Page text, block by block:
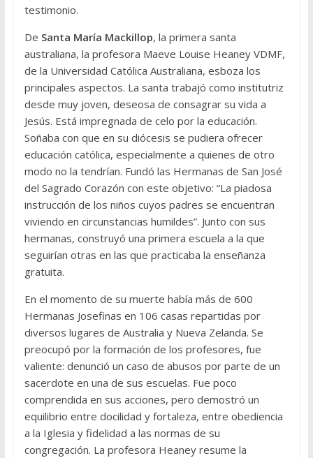
testimonio.
De Santa María Mackillop, la primera santa
australiana, la profesora Maeve Louise Heaney VDMF,
de la Universidad Católica Australiana, esboza los
principales aspectos. La santa trabajó como institutriz
desde muy joven, deseosa de consagrar su vida a
Jesús. Está impregnada de celo por la educación.
Soñaba con que en su diócesis se pudiera ofrecer
educación católica, especialmente a quienes de otro
modo no la tendrían. Fundó las Hermanas de San José
del Sagrado Corazón con este objetivo: “La piadosa
instrucción de los niños cuyos padres se encuentran
viviendo en circunstancias humildes”. Junto con sus
hermanas, construyó una primera escuela a la que
seguirían otras en las que practicaba la enseñanza
gratuita.
En el momento de su muerte había más de 600
Hermanas Josefinas en 106 casas repartidas por
diversos lugares de Australia y Nueva Zelanda. Se
preocupó por la formación de los profesores, fue
valiente: denunció un caso de abusos por parte de un
sacerdote en una de sus escuelas. Fue poco
comprendida en sus acciones, pero demostró un
equilibrio entre docilidad y fortaleza, entre obediencia
a la Iglesia y fidelidad a las normas de su
congregación. La profesora Heaney resume la